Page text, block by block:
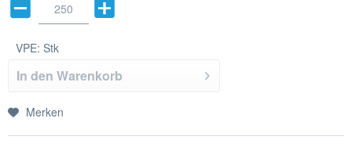
VPE: Stk
In den Warenkorb
Merken